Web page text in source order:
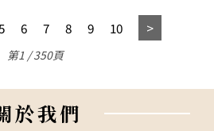
6 7 8 9 10
第1 / 350頁
於我們